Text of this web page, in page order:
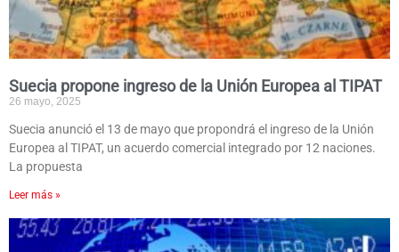
Suecia propone ingreso de la Unión Europea al TIPAT
26 mayo, 2025
Suecia anunció el 13 de mayo que propondrá el ingreso de la Unión
Europea al TIPAT, un acuerdo comercial integrado por 12 naciones.
La propuesta
Leer más »